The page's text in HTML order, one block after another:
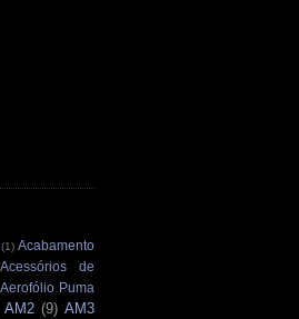
(1) Acabamento
Acessórios de
Aerofólio Puma
AM2 (9) AM3